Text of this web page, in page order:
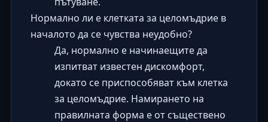
Нормално ли е клетката за целомъдрие в
началото да се чувства неудобно?
Да, нормално е начинаещите да
изпитват известен дискомфорт,
докато се приспособяват към клетка
за целомъдрие. Намирането на
правилната форма е от съществено